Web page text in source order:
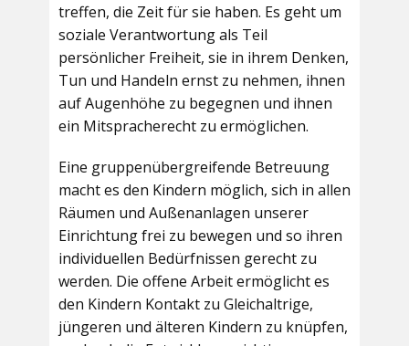
treffen, die Zeit für sie haben. Es geht um
soziale Verantwortung als Teil
persönlicher Freiheit, sie in ihrem Denken,
Tun und Handeln ernst zu nehmen, ihnen
auf Augenhöhe zu begegnen und ihnen
ein Mitspracherecht zu ermöglichen.
Eine gruppenübergreifende Betreuung
macht es den Kindern möglich, sich in allen
Räumen und Außenanlagen unserer
Einrichtung frei zu bewegen und so ihren
individuellen Bedürfnissen gerecht zu
werden. Die offene Arbeit ermöglicht es
den Kindern Kontakt zu Gleichaltrige,
jüngeren und älteren Kindern zu knüpfen,